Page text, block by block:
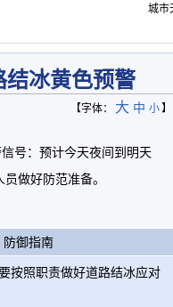
城市
结冰黄色预警
【字体： 大 中 小】
号：预计今天夜间到明天
做好防范准备。
防御指南
按照职责做好道路结冰应对